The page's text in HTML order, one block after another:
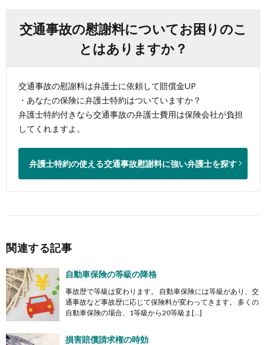
交通事故の慰謝料についてお困りのこ
とはありますか？
交通事故の慰謝料は弁護士に依頼して賠償金UP
・あなたの保険に弁護士特約はついていますか？
弁護士特約付きなら交通事故の弁護士費用は保険会社が負担
してくれますよ。
弁護士特約の使える交通事故慰謝料に強い弁護士を探す
関連する記事
自動車保険の等級の降格
事故歴で等級は変わります。 自動車保険には等級があり、交
通事故など事故歴に応じて保険料が変わってきます。 多くの
自動車保険の場合、1等級から20等級ま[…]
損害賠償請求権の時効